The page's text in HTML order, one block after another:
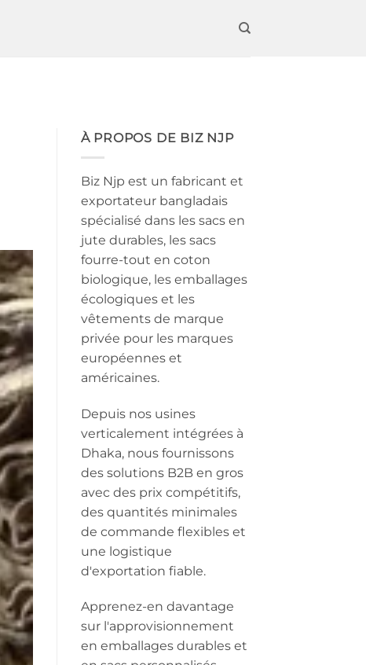
À PROPOS DE BIZ NJP
Biz Njp est un fabricant et
exportateur bangladais
spécialisé dans les sacs en
jute durables, les sacs
fourre-tout en coton
biologique, les emballages
écologiques et les
vêtements de marque
privée pour les marques
européennes et
américaines.
Depuis nos usines
verticalement intégrées à
Dhaka, nous fournissons
des solutions B2B en gros
avec des prix compétitifs,
des quantités minimales
de commande flexibles et
une logistique
d'exportation fiable.
Apprenez-en davantage
sur l'approvisionnement
en emballages durables et